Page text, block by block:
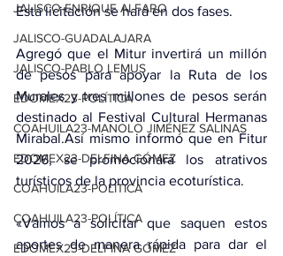
JALISCO-ENRIQUE ALFARO
JALISCO-GUADALAJARA
JALISCO-PABLO LEMUS
EDOMEX23-POLÍTICA
COAHUILA23-MANOLO JIMÉNEZ SALINAS
EDOMEX23-DELFINA GÓMEZ
COAHUILA23-POLÍTICA
COAHUILA23-POLÍTICA
EDOMEX23-DELFINA GÓMEZ
Esta licitación se hará en dos fases.
Agregó que el Mitur invertirá un millón
de pesos para apoyar la Ruta de los
Murales y tres millones de pesos serán
destinado al Festival Cultural Hermanas
Mirabal.Así mismo informó que en Fitur
2026, se promocionará los atrativos
turísticos de la provincia ecoturística.
«Vamos a solicitar que saquen estos
aportes de manera rápida para dar el